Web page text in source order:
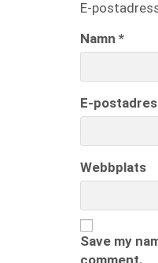
E-
Namn *
E-
Webbplats
Save my
comment.